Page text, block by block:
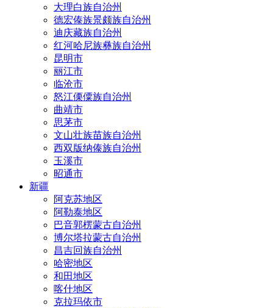
大理白族自治州
德宏傣族景颇族自治州
迪庆藏族自治州
红河哈尼族彝族自治州
昆明市
丽江市
临沧市
怒江傈僳族自治州
曲靖市
思茅市
文山壮族苗族自治州
西双版纳傣族自治州
玉溪市
昭通市
新疆
阿克苏地区
阿勒泰地区
巴音郭楞蒙古自治州
博尔塔拉蒙古自治州
昌吉回族自治州
哈密地区
和田地区
喀什地区
克拉玛依市